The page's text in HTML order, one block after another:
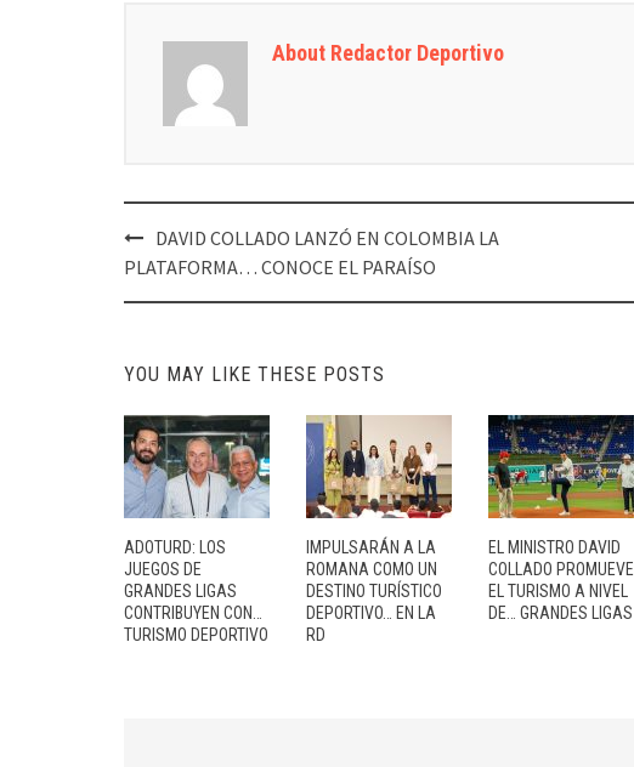
About Redactor Deportivo
Post
navigation
DAVID COLLADO LANZÓ EN COLOMBIA LA
PLATAFORMA… CONOCE EL PARAÍSO
YOU MAY LIKE THESE POSTS
ADOTURD: LOS
JUEGOS DE
GRANDES LIGAS
CONTRIBUYEN CON…
TURISMO DEPORTIVO
IMPULSARÁN A LA
ROMANA COMO UN
DESTINO TURÍSTICO
DEPORTIVO… EN LA
RD
EL MINISTRO DAVID
COLLADO PROMUEVE
EL TURISMO A NIVEL
DE… GRANDES LIGAS